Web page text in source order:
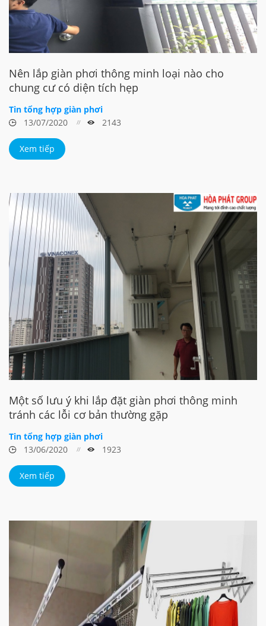
Nên lắp giàn phơi thông minh loại nào cho
chung cư có diện tích hẹp
Tin tổng hợp giàn phơi
13/07/2020
2143
Xem tiếp
Một số lưu ý khi lắp đặt giàn phơi thông minh
tránh các lỗi cơ bản thường gặp
Tin tổng hợp giàn phơi
13/06/2020
1923
Xem tiếp